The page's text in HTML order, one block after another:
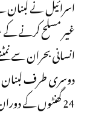
اسرائیل نے لبنان
غیر مسلح کرنے کے
انسانی بحران سے
دوسری طرف لبنان
24 گھنٹوں کے دوران 35 افراد شہید ہوئے ہیں